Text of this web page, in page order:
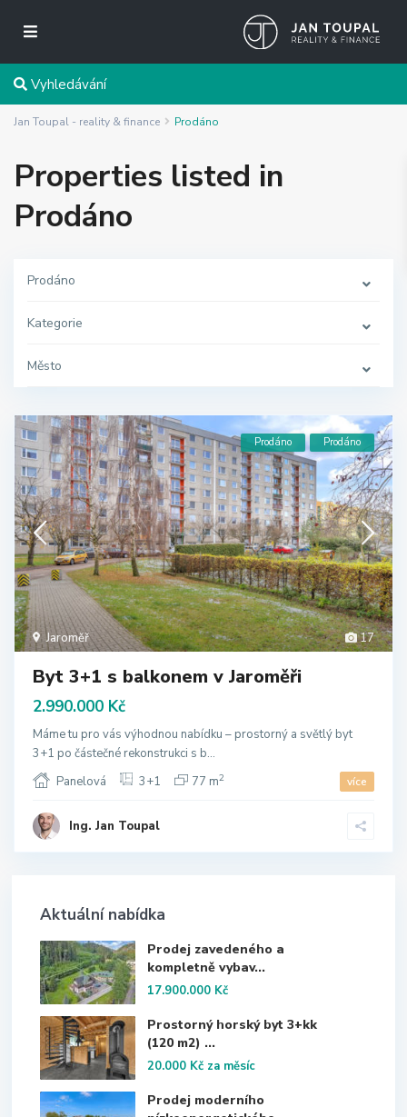
Vyhledávání
Jan Toupal - reality & finance Prodáno
Properties listed in
Prodáno
Prodáno
Kategorie
Město
17
Jaroměř
Prodáno Prodáno
Byt 3+1 s balkonem v Jaroměři
2.990.000 Kč
Máme tu pro vás výhodnou nabídku – prostorný a světlý byt
3+1 po částečné rekonstrukci s b...
Panelová
3+1 77 m2 více
Ing. Jan Toupal
Aktuální nabídka
Prodej zavedeného a
kompletně vybav...
17.900.000 Kč
Prostorný horský byt 3+kk
(120 m2) ...
20.000 Kč za měsíc
Prodej moderního